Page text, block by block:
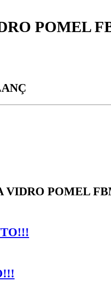
POMEL
VIDRO POMEL